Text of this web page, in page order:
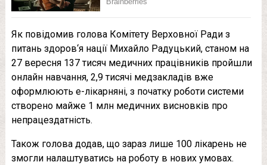
Як повідомив голова Комітету Верховної Ради з
питань здоров‘я нації Михайло Радуцький, станом на
27 вересня 137 тисяч медичних працівників пройшли
онлайн навчання, 2,9 тисячі медзакладів вже
оформлюють е-лікарняні, з початку роботи системи
створено майже 1 млн медичних висновків про
непрацездатність.
Також голова додав, що зараз лише 100 лікарень не
змогли налаштуватись на роботу в нових умовах.